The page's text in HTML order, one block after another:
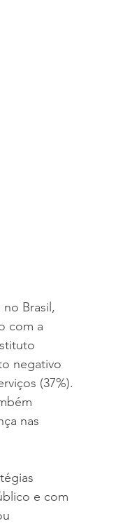
Brasil,
com a
negativo
(37%).
nas
e com